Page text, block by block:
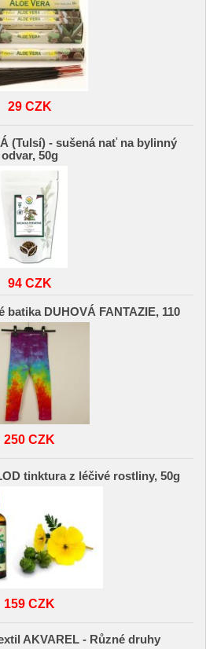
29 CZK
(Tulsí) - sušená nať na bylinný
odvar, 50g
94 CZK
batika DUHOVÁ FANTAZIE, 110
250 CZK
tinktura z léčivé rostliny, 50g
159 CZK
AKVAREL - Různé druhy